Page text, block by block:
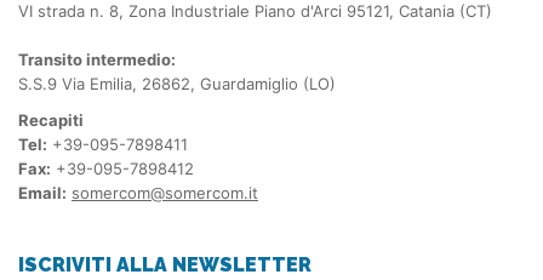
VI strada n. 8, Zona Industriale Piano d'Arci 95121, Catania (CT)
Transito intermedio:
S.S.9 Via Emilia, 26862, Guardamiglio (LO)
Recapiti
Tel: +39-095-7898411
Fax: +39-095-7898412
Email: somercom@somercom.it
ISCRIVITI ALLA NEWSLETTER